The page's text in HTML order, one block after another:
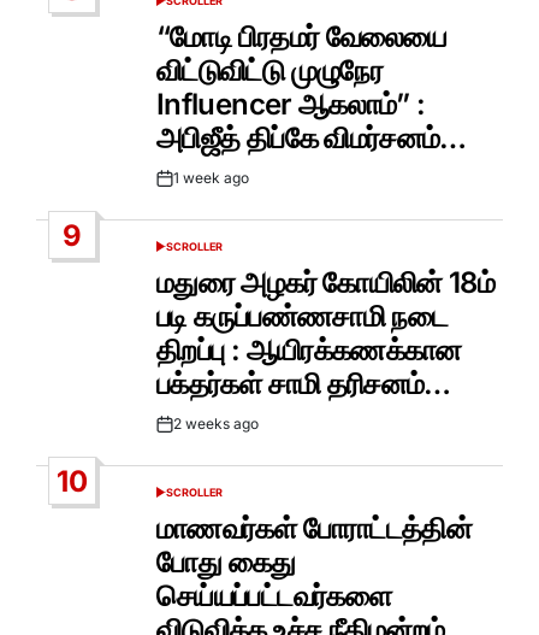
POSTED
IN
“மோடி பிரதமர் வேலையை
விட்டுவிட்டு முழுநேர
Influencer ஆகலாம்” :
அபிஜீத் திப்கே விமர்சனம்…
Post1 week ago
9
POSTED
SCROLLER
மதுரை அழகர் கோயிலின் 18ம்
படி கருப்பண்ணசாமி நடை
திறப்பு : ஆயிரக்கணக்கான
பக்தர்கள் சாமி தரிசனம்…
Post2 weeks ago
10
POSTED
SCROLLER
மாணவர்கள் போராட்டத்தின்
போது கைது
செய்யப்பட்டவர்களை